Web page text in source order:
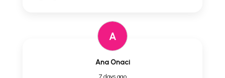
A
Ana Onaci